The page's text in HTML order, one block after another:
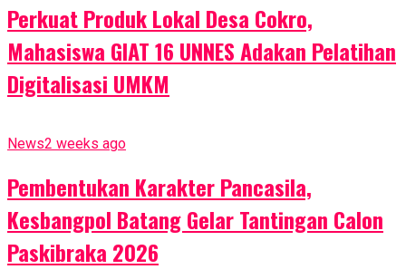
Perkuat Produk Lokal Desa Cokro,
Mahasiswa GIAT 16 UNNES Adakan Pelatihan
Digitalisasi UMKM
News2 weeks ago
Pembentukan Karakter Pancasila,
Kesbangpol Batang Gelar Tantingan Calon
Paskibraka 2026